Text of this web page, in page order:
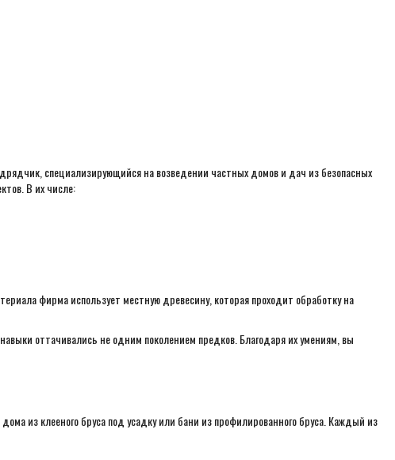
специализирующийся на возведении частных домов и дач из безопасных
В их числе:
фирма использует местную древесину, которая проходит обработку на
оттачивались не одним поколением предков. Благодаря их умениям, вы
из клееного бруса под усадку или бани из профилированного бруса. Каждый из